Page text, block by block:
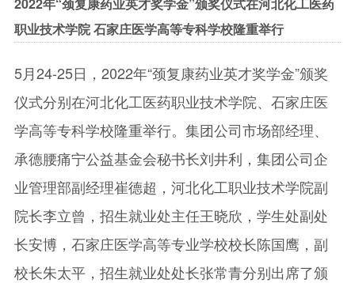
职业技术学院 石家庄医学高等专科学校隆重举行
5月24-25日，2022年“颈复康药业英才奖学金”颁奖
仪式分别在河北化工医药职业技术学院、石家庄医
学高等专科学校隆重举行。集团公司市场部经理、
承德腰痛宁公益基金会秘书长刘井利，集团公司企
业管理部副经理崔德超，河北化工职业技术学院副
院长李立曾，招生就业处主任王晓欣，学生处副处
长安博，石家庄医学高等专业学校校长陈国鹰，副
校长朱太平，招生就业处处长张常青分别出席了颁